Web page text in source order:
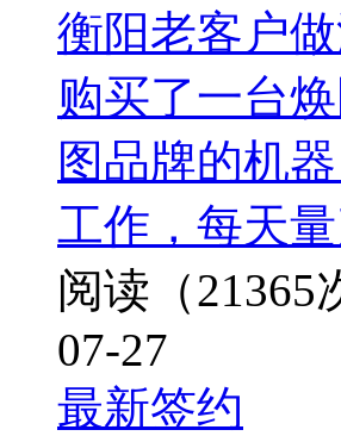
衡阳老客户
购买了一台
图品牌的机
工作，每天
阅读（21365
07-27
最新签约